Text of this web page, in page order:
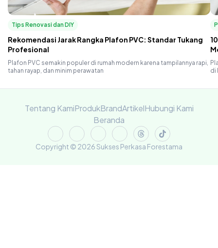
Tips Renovasi dan DIY
Rekomendasi Jarak Rangka Plafon PVC: Standar Tukang
Profesional
Plafon PVC semakin populer di rumah modern karena tampilannya rapi,
tahan rayap, dan minim perawatan
di
Tentang KamiProdukBrandArtikelHubungi Kami
Beranda
Copyright © 2026 Sukses Perkasa Forestama